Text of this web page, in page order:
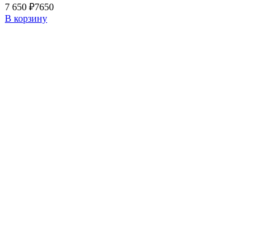
7 650 ₽7650
В корзину